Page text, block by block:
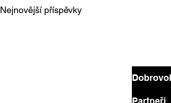
Nejnovější příspěvky
Partneři